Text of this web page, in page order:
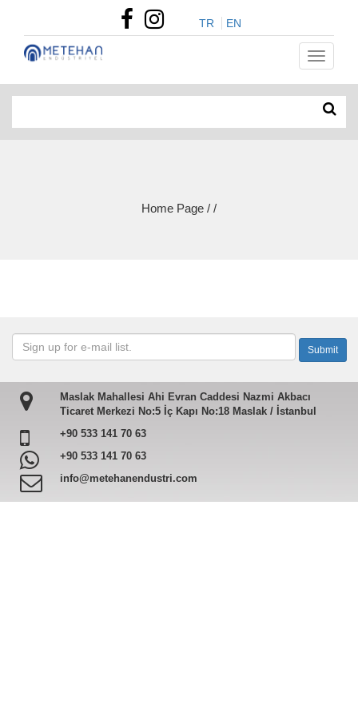
TR EN
Home Page / /
Maslak Mahallesi Ahi Evran Caddesi Nazmi Akbacı
Ticaret Merkezi No:5 İç Kapı No:18 Maslak / İstanbul
+90 533 141 70 63
+90 533 141 70 63
info@metehanendustri.com